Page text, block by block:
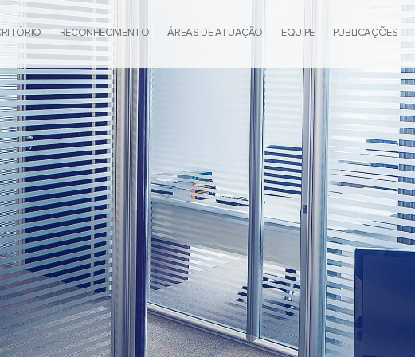
RECONHECIMENTO ÁREAS DE ATUAÇÃO EQUIPE PUBLICAÇÕES